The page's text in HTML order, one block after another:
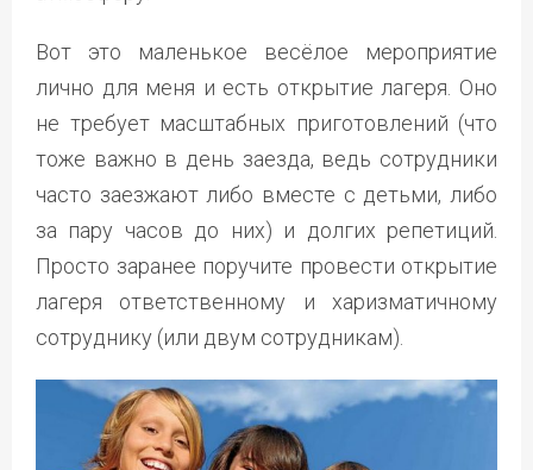
Вот это маленькое весёлое мероприятие
лично для меня и есть открытие лагеря. Оно
не требует масштабных приготовлений (что
тоже важно в день заезда, ведь сотрудники
часто заезжают либо вместе с детьми, либо
за пару часов до них) и долгих репетиций.
Просто заранее поручите провести открытие
лагеря ответственному и харизматичному
сотруднику (или двум сотрудникам).